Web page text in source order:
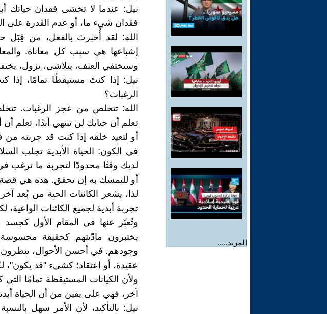
المزيد.....
نيل: عندما لا تخشى فقدان حياتك
فقدان شيء ما، أو عدم القدرة
الله: لقد أُخبرتَ بالفعل، من قِبَل
إشباعها هي سبب كل معاناة.
وسيختفي العنف، يتلاشى، يزول،
نيل: إذا كنتَ مستيقظًا تمامًا، إذا
الرغبات؟
الله: تتخلص من عجز الرغبات.
تعلم أن حياتك لن تنتهي أبدًا،
أو لتعيد خلقه إذا كنت قد جربته
في الكون: الحياة الأبدية تجلب
لديك وقتًا محدودًا لتجربة ما
أو للتمسك به إن تحقق. هذه هي قصة
لذا، يشعر الكائنات الحية من بُعد آخر
تجربة أبدية لجميع الكائنات
وتُعبّر عنها في المقام الأول
يختبرون مادّيتهم كحقيقة محسوسة،
وجودهم. في أحسن الأحوال، ينظرون
عقيدة، أو اعتقاد؛ كشيء "قد يكون"،
ولأن الكيانات المستيقظة تمامًا
آخر، فهي على يقين من أن الحياة
نيل: بالتأكيد، لأن الأمر سهل